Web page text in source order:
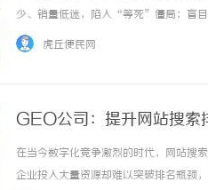
少、销量低迷，陷入“等死”僵局；盲
被大幅压缩，活动效果却难以持续，沦
虎丘便民网
GEO公司：提升网站搜索
在当今数字化竞争激烈的时代，网站搜
企业投入大量资源却难以突破排名瓶颈